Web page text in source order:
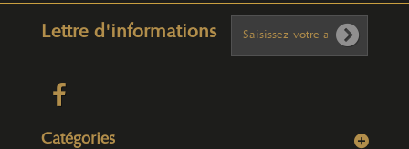
Lettre d'informations
Catégories